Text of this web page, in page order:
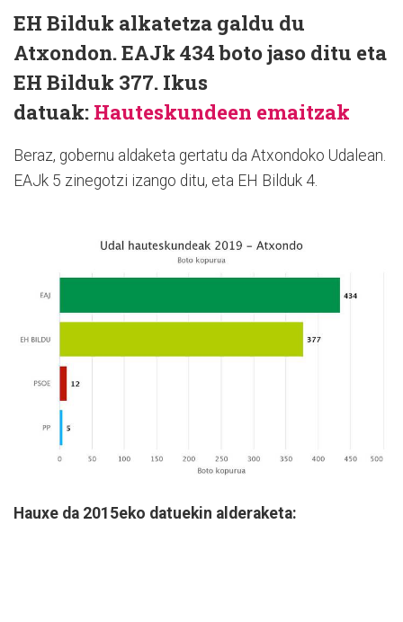
EH Bilduk alkatetza galdu du
Atxondon. EAJk 434 boto jaso ditu eta
EH Bilduk 377. Ikus
datuak: Hauteskundeen emaitzak
Beraz, gobernu aldaketa gertatu da Atxondoko Udalean.
EAJk 5 zinegotzi izango ditu, eta EH Bilduk 4.
Hauxe da 2015eko datuekin alderaketa: